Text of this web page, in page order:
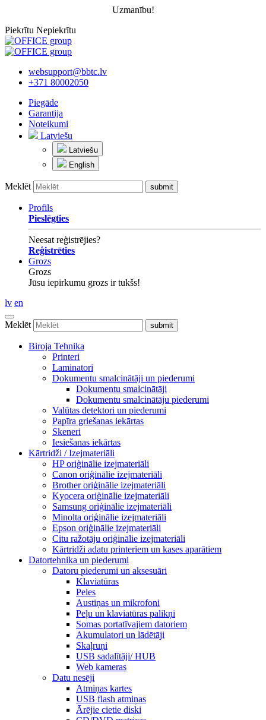
Uzmanību!
Piekrītu Nepiekrītu
websupport@bbtc.lv
+371 80002050
Piegāde
Garantija
Noteikumi
Latviešu
Latviešu
English
Meklēt
Profils
Pieslēgties
Neesat reģistrējies?
Reģistrēties
Grozs
Grozs
Jūsu iepirkumu grozs ir tukšs!
lv en
Meklēt
Biroja Tehnika
Printeri
Laminatori
Dokumentu smalcinātāji un piederumi
Dokumentu smalcinātāji
Dokumentu smalcinātāju piederumi
Valūtas detektori un piederumi
Papīra griešanas iekārtas
Skeneri
Iesiešanas iekārtas
Kārtridži / Izejmateriāli
HP oriģinālie izejmateriāli
Canon oriģinālie izejmateriāli
Brother oriģinālie izejmateriāli
Kyocera oriģinālie izejmateriāli
Samsung oriģinālie izejmateriāli
Minolta oriģinālie izejmateriāli
Epson oriģinālie izejmateriāli
Citu ražotāju oriģinālie izejmateriāli
Kārtridži adatu printeriem un kases aparātiem
Datortehnika un piederumi
Datoru piederumi un aksesuāri
Klaviatūras
Peles
Austiņas un mikrofoni
Peļu un klaviatūras palikņi
Somas portatīvajiem datoriem
Akumulatori un lādētāji
Skaļruņi
USB sadalītāji/ HUB
Web kameras
Datu nesēji
Atmiņas kartes
USB flash atmiņas
Ārējie cietie diski